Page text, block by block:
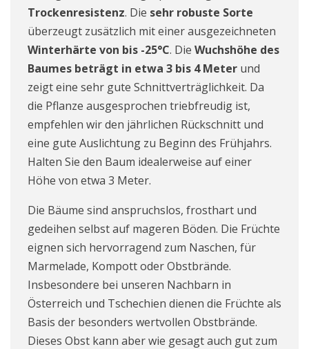
Trockenresistenz. Die sehr robuste Sorte
überzeugt zusätzlich mit einer ausgezeichneten
Winterhärte von bis -25°C. Die Wuchshöhe des
Baumes beträgt in etwa 3 bis 4 Meter und
zeigt eine sehr gute Schnittverträglichkeit. Da
die Pflanze ausgesprochen triebfreudig ist,
empfehlen wir den jährlichen Rückschnitt und
eine gute Auslichtung zu Beginn des Frühjahrs.
Halten Sie den Baum idealerweise auf einer
Höhe von etwa 3 Meter.
Die Bäume sind anspruchslos, frosthart und
gedeihen selbst auf mageren Böden. Die Früchte
eignen sich hervorragend zum Naschen, für
Marmelade, Kompott oder Obstbrände.
Insbesondere bei unseren Nachbarn in
Österreich und Tschechien dienen die Früchte als
Basis der besonders wertvollen Obstbrände.
Dieses Obst kann aber wie gesagt auch gut zum